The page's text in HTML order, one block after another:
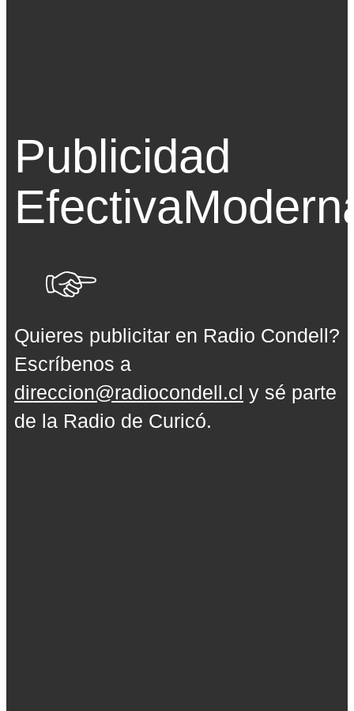
Publicidad
Efectiva
Quieres publicitar en Radio Condell?
Escríbenos a
direccion@radiocondell.cl y sé parte
de la Radio de Curicó.